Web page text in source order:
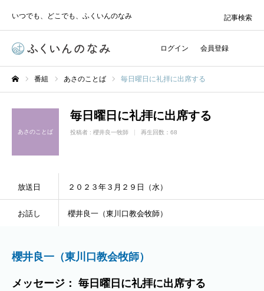
いつでも、どこでも、ふくいんのなみ
ログイン 会員登録
記事検索
番組 あさのことば 毎日曜日に礼拝に出席する
あさのことば
毎日曜日に礼拝に出席する
投稿者 : 櫻井良一牧師 再生回数：68
放送日 ２０２３年３月２９日（水）
お話し 櫻井良一（東川口教会牧師）
櫻井良一（東川口教会牧師）
メッセージ： 毎日曜日に礼拝に出席する